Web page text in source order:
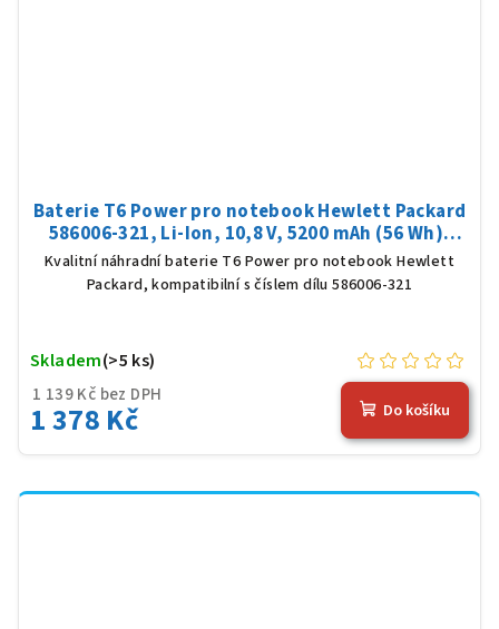
Baterie T6 Power pro notebook Hewlett Packard
586006-321, Li-Ion, 10,8 V, 5200 mAh (56 Wh),
černá
Kvalitní náhradní baterie T6 Power pro notebook Hewlett
Packard, kompatibilní s číslem dílu 586006-321
1 139 Kč bez DPH
1 378 Kč
Skladem(>5 ks)
Do košíku